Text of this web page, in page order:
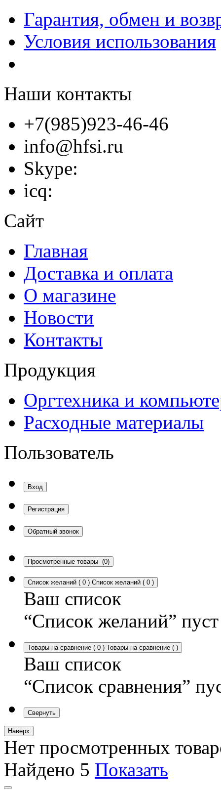
Гарантия, обмен и
Условия использования
Наши контакты
+7(985)923-46-46
info@hfsi.ru
Skype:
icq:
Сайт
Главная
Доставка и оплата
О магазине
Новости
Контакты
Продукция
Оргтехника и
Расходные материалы
Пользователь
Вход
Регистрация
Обратный звонок
Просмотренные товары (0)
Список желаний ( 0 ) Список желаний ( 0 )
Ваш список
“Список желаний” пуст
Товары на сравнение ( 0 ) Товары на сравнение ( )
Ваш список
“Список сравнения”
Свернуть
Наверх
Нет просмотренных
Найдено 5 Показать